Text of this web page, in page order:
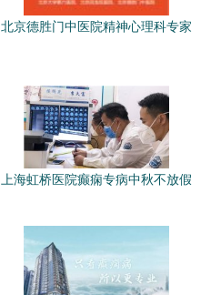
北京德胜门中医院精神心理科专家
上海虹桥医院癫痫专病中秋不放假